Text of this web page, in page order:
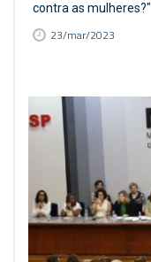
contra as mulheres?"
23/mar/2023